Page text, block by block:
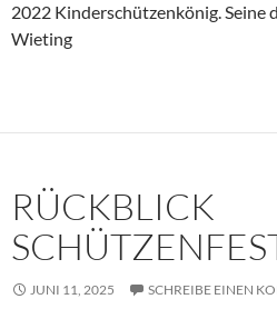
2022 Kinderschützenkönig. Seine
Wieting
RÜCKBLICK
JUNI 11, 2025 SCHREIBE EINEN